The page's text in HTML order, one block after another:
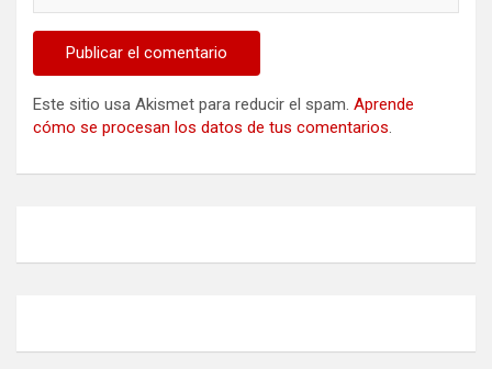
Este sitio usa Akismet para reducir el spam. Aprende
cómo se procesan los datos de tus comentarios.